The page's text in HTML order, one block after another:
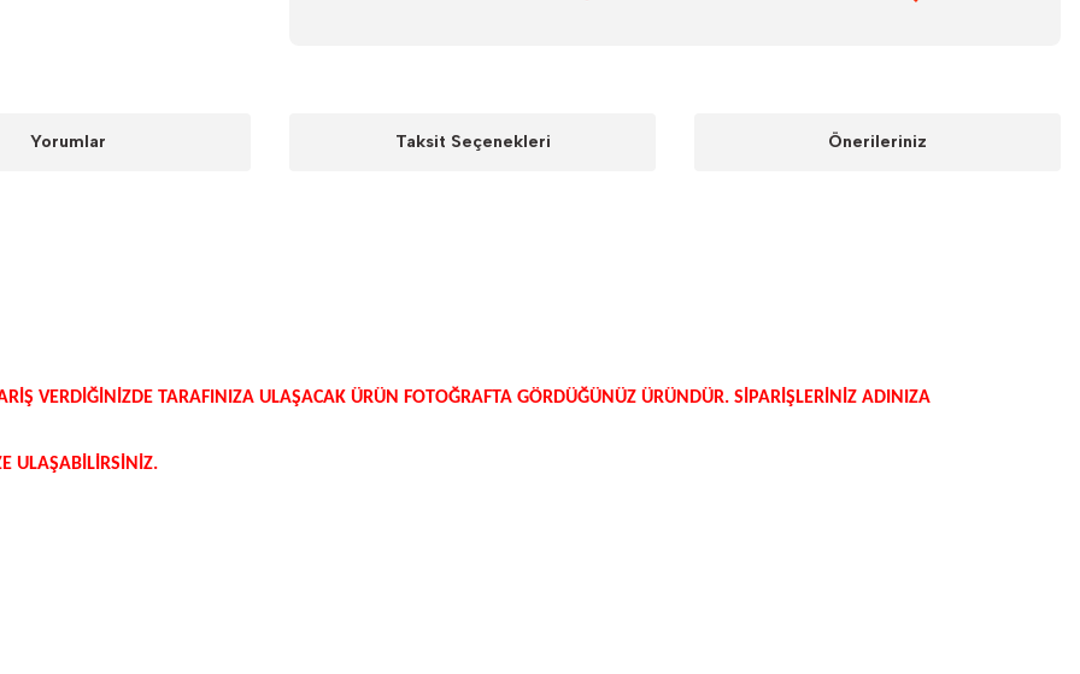
Yorumlar Taksit Seçenekleri Önerileriniz
VERDİĞİNİZDE TARAFINIZA ULAŞACAK ÜRÜN FOTOĞRAFTA GÖRDÜĞÜNÜZ ÜRÜNDÜR. SİPARİŞLERİNİZ ADINIZA
ULAŞABİLİRSİNİZ.